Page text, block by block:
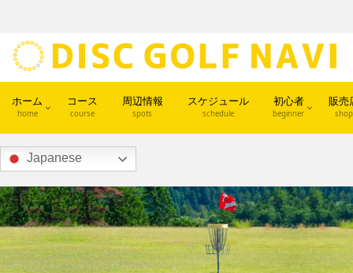
ホーム
home
コース
course
周辺情報
spots
スケジュール
schedule
初心者
beginner
販売
shop
Japanese